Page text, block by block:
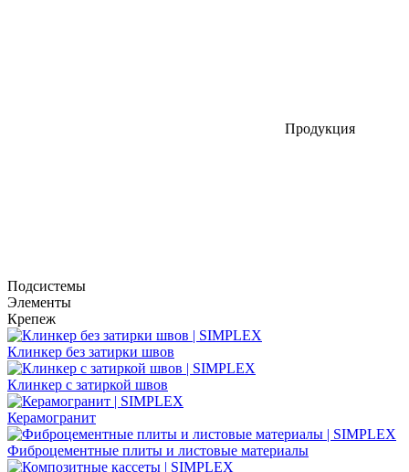
Продукция
Подсистемы
Элементы
Крепеж
Клинкер без затирки швов
Клинкер с затиркой швов
Керамогранит
Фиброцементные плиты и листовые материалы